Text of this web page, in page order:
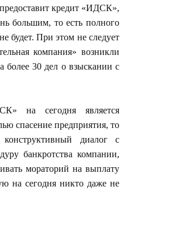
кредит «ИДСК»,
большим, то есть полного
будет. При этом не следует
компания» возникли
более 30 дел о взыскании с
на сегодня является
спасение предприятия, то
диалог с
банкротства компании,
мораторий на выплату
на сегодня никто даже не